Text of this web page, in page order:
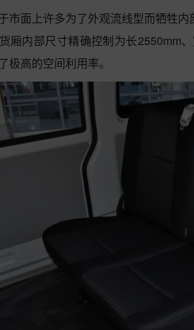
市面上许多为了外观流线型而牺牲
厢内部尺寸精确控制为长2550mm
极高的空间利用率。